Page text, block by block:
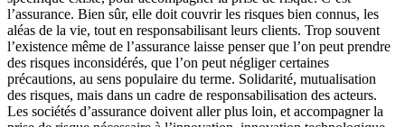
l’assurance. Bien sûr, elle doit couvrir les risques bien connus, les
aléas de la vie, tout en responsabilisant leurs clients. Trop souvent
l’existence même de l’assurance laisse penser que l’on peut prendre
des risques inconsidérés, que l’on peut négliger certaines
précautions, au sens populaire du terme. Solidarité, mutualisation
des risques, mais dans un cadre de responsabilisation des acteurs.
Les sociétés d’assurance doivent aller plus loin, et accompagner la